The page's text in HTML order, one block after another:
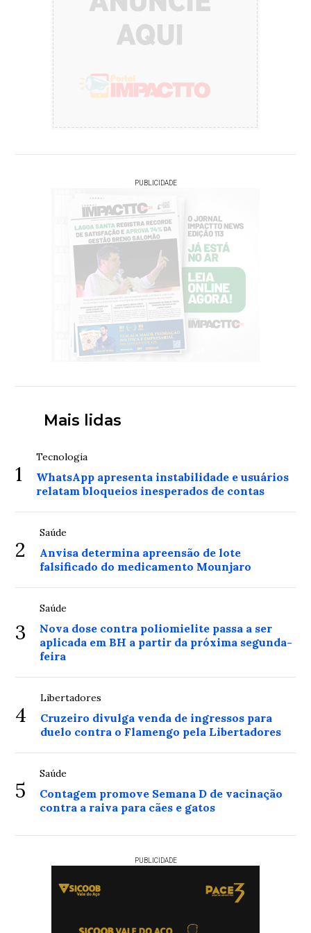
PUBLICIDADE
Mais lidas
1
Tecnologia
WhatsApp apresenta instabilidade e usuários
relatam bloqueios inesperados de contas
2
Saúde
Anvisa determina apreensão de lote
falsificado do medicamento Mounjaro
3
Saúde
Nova dose contra poliomielite passa a ser
aplicada em BH a partir da próxima segunda-
feira
4
Libertadores
Cruzeiro divulga venda de ingressos para
duelo contra o Flamengo pela Libertadores
5
Saúde
Contagem promove Semana D de vacinação
contra a raiva para cães e gatos
PUBLICIDADE